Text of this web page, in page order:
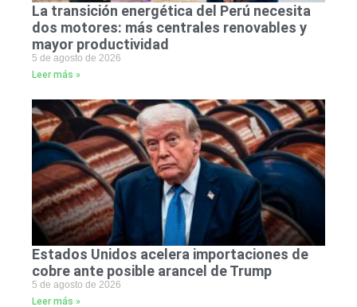
La transición energética del Perú necesita
dos motores: más centrales renovables y
mayor productividad
5 de agosto de 2026
Leer más »
Estados Unidos acelera importaciones de
cobre ante posible arancel de Trump
5 de agosto de 2026
Leer más »